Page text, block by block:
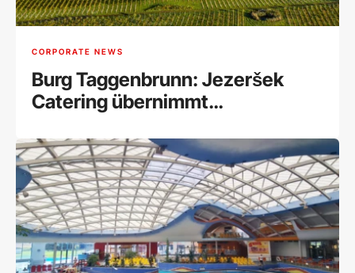
CORPORATE NEWS
Burg Taggenbrunn: Jezeršek
Catering übernimmt